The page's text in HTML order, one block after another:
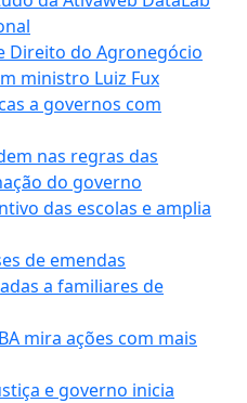
Direito do Agronegócio
ministro Luiz Fux
a governos com
nas regras das
do governo
das escolas e amplia
de emendas
a familiares de
mira ações com mais
e governo inicia